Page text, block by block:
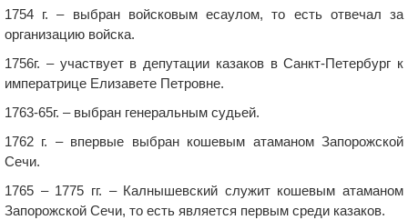
1754 г. – выбран войсковым есаулом, то есть отвечал за
организацию войска.
1756г. – участвует в депутации казаков в Санкт-Петербург к
императрице Елизавете Петровне.
1763-65г. – выбран генеральным судьей.
1762 г. – впервые выбран кошевым атаманом Запорожской
Сечи.
1765 – 1775 гг. – Калнышевский служит кошевым атаманом
Запорожской Сечи, то есть является первым среди казаков.